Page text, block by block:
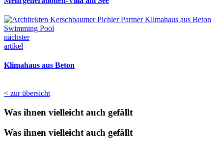
nächster
artikel
Klimahaus aus Beton
< zur übersicht
Was ihnen vielleicht auch gefällt
Was ihnen vielleicht auch gefällt